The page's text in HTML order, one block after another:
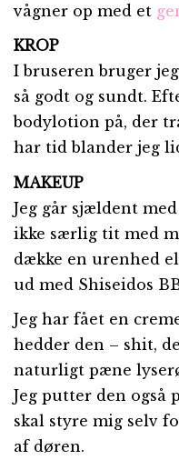
vågner op med et
KROP
I bruseren bruger
så godt og sundt.
bodylotion på, der
har tid blander jeg
MAKEUP
Jeg går sjældent
ikke særlig tit med
dække en urenhed
ud med Shiseidos
Jeg har fået en
hedder den – shit,
naturligt pæne
Jeg putter den også
skal styre mig selv
af døren.